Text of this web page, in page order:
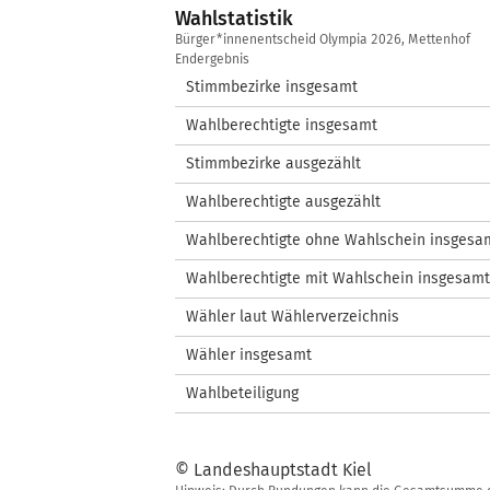
Wahlstatistik
Wahlstatistik
Bürger*innenentscheid Olympia 2026, Mettenhof
Endergebnis
Stimmbezirke insgesamt
Wahlberechtigte insgesamt
Stimmbezirke ausgezählt
Wahlberechtigte ausgezählt
Wahlberechtigte ohne Wahlschein
Wahlberechtigte mit Wahlschein insgesamt
Wähler laut Wählerverzeichnis
Wähler insgesamt
Wahlbeteiligung
© Landeshauptstadt Kiel